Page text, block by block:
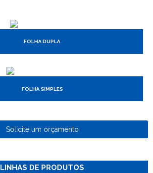
FOLHA DUPLA
FOLHA SIMPLES
Solicite um orçamento
LINHAS DE PRODUTOS